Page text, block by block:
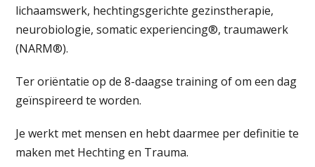
lichaamswerk, hechtingsgerichte gezinstherapie,
neurobiologie, somatic experiencing®, traumawerk
(NARM®).
Ter oriëntatie op de 8-daagse training of om een dag
geïnspireerd te worden.
Je werkt met mensen en hebt daarmee per definitie te
maken met Hechting en Trauma.